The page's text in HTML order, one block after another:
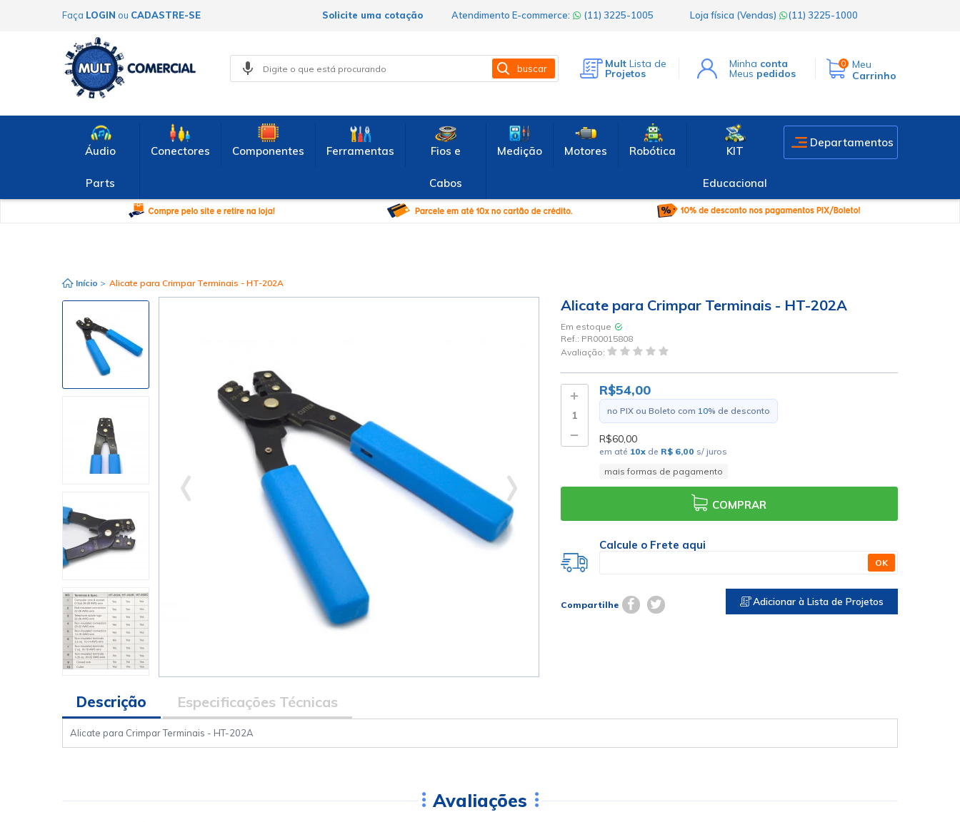
Faça LOGIN ou CADASTRE-SE Atendimento E-commerce: (11) 3225-1005 Loja física (Vendas) (11) 3225-1000
Solicite uma cotação
buscar Mult Lista de
Projetos
Minha conta
Meus pedidos
0
Meu
Carrinho
Áudio
Parts
Conectores Componentes Ferramentas Fios e
Cabos
Medição Motores Robótica KIT
Educacional
Departamentos
Início > Alicate para Crimpar Terminais - HT-202A
Alicate para Crimpar Terminais - HT-202A
Em estoque
Ref.: PR00015808
Avaliação:
R$54,00
no PIX ou Boleto com 10% de desconto
R$60,00
em até 10xde R$ 6,00 s/ juros
mais formas de pagamento
COMPRAR
Calcule o Frete aqui
OK
Compartilhe Adicionar à Lista de Projetos
Descrição
Alicate para Crimpar Terminais - HT-202A
Especificações Técnicas
Avaliações